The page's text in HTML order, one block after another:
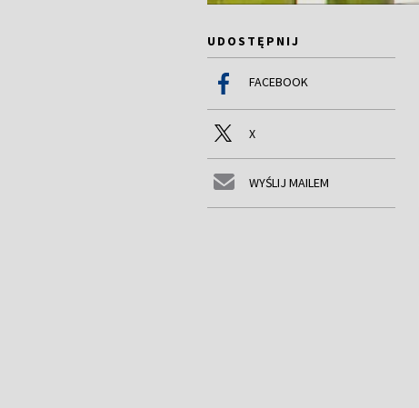
UDOSTĘPNIJ
FACEBOOK
X
WYŚLIJ MAILEM